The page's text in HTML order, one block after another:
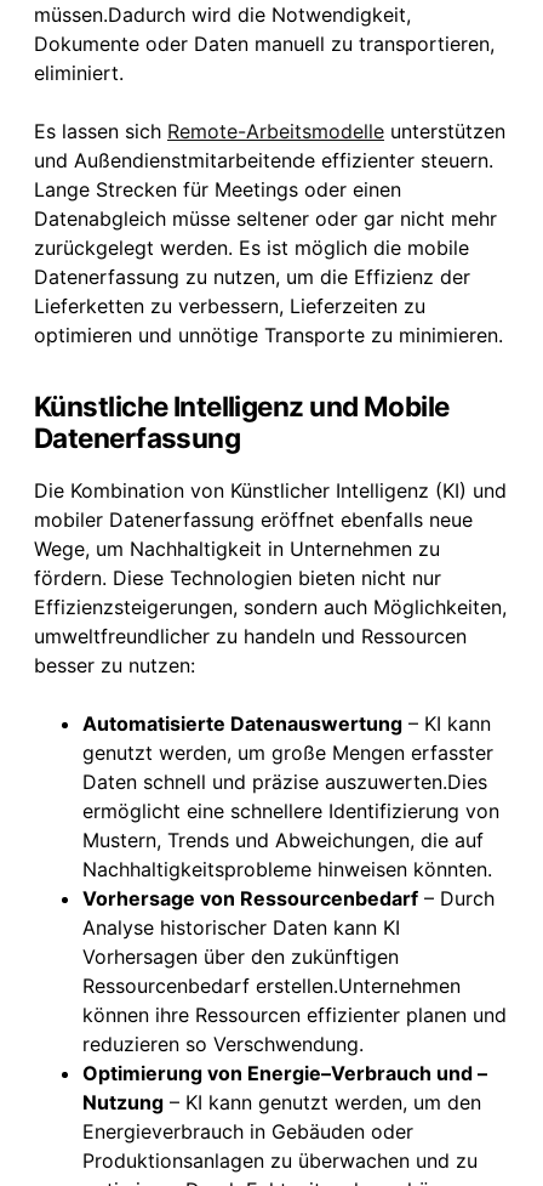
müssen.Dadurch wird die Notwendigkeit,
Dokumente oder Daten manuell zu transportieren,
eliminiert.
Es lassen sich Remote-Arbeitsmodelle unterstützen
und Außendienstmitarbeitende effizienter steuern.
Lange Strecken für Meetings oder einen
Datenabgleich müsse seltener oder gar nicht mehr
zurückgelegt werden. Es ist möglich die mobile
Datenerfassung zu nutzen, um die Effizienz der
Lieferketten zu verbessern, Lieferzeiten zu
optimieren und unnötige Transporte zu minimieren.
Künstliche Intelligenz und Mobile
Datenerfassung
Die Kombination von Künstlicher Intelligenz (KI) und
mobiler Datenerfassung eröffnet ebenfalls neue
Wege, um Nachhaltigkeit in Unternehmen zu
fördern. Diese Technologien bieten nicht nur
Effizienzsteigerungen, sondern auch Möglichkeiten,
umweltfreundlicher zu handeln und Ressourcen
besser zu nutzen:
Automatisierte Datenauswertung – KI kann
genutzt werden, um große Mengen erfasster
Daten schnell und präzise auszuwerten.Dies
ermöglicht eine schnellere Identifizierung von
Mustern, Trends und Abweichungen, die auf
Nachhaltigkeitsprobleme hinweisen könnten.
Vorhersage von Ressourcenbedarf – Durch
Analyse historischer Daten kann KI
Vorhersagen über den zukünftigen
Ressourcenbedarf erstellen.Unternehmen
können ihre Ressourcen effizienter planen und
reduzieren so Verschwendung.
Optimierung von Energie–Verbrauch und –
Nutzung – KI kann genutzt werden, um den
Energieverbrauch in Gebäuden oder
Produktionsanlagen zu überwachen und zu